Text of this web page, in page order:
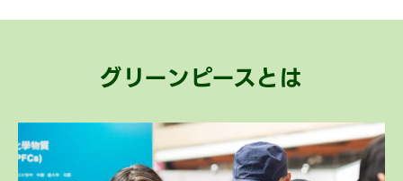
グリーンピースとは